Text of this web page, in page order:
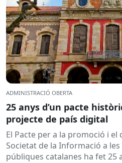
ADMINISTRACIÓ OBERTA
25 anys d’un pacte
projecte de país digital
El Pacte per a la promoció i
Societat de la Informació a
públiques catalanes ha fet 25